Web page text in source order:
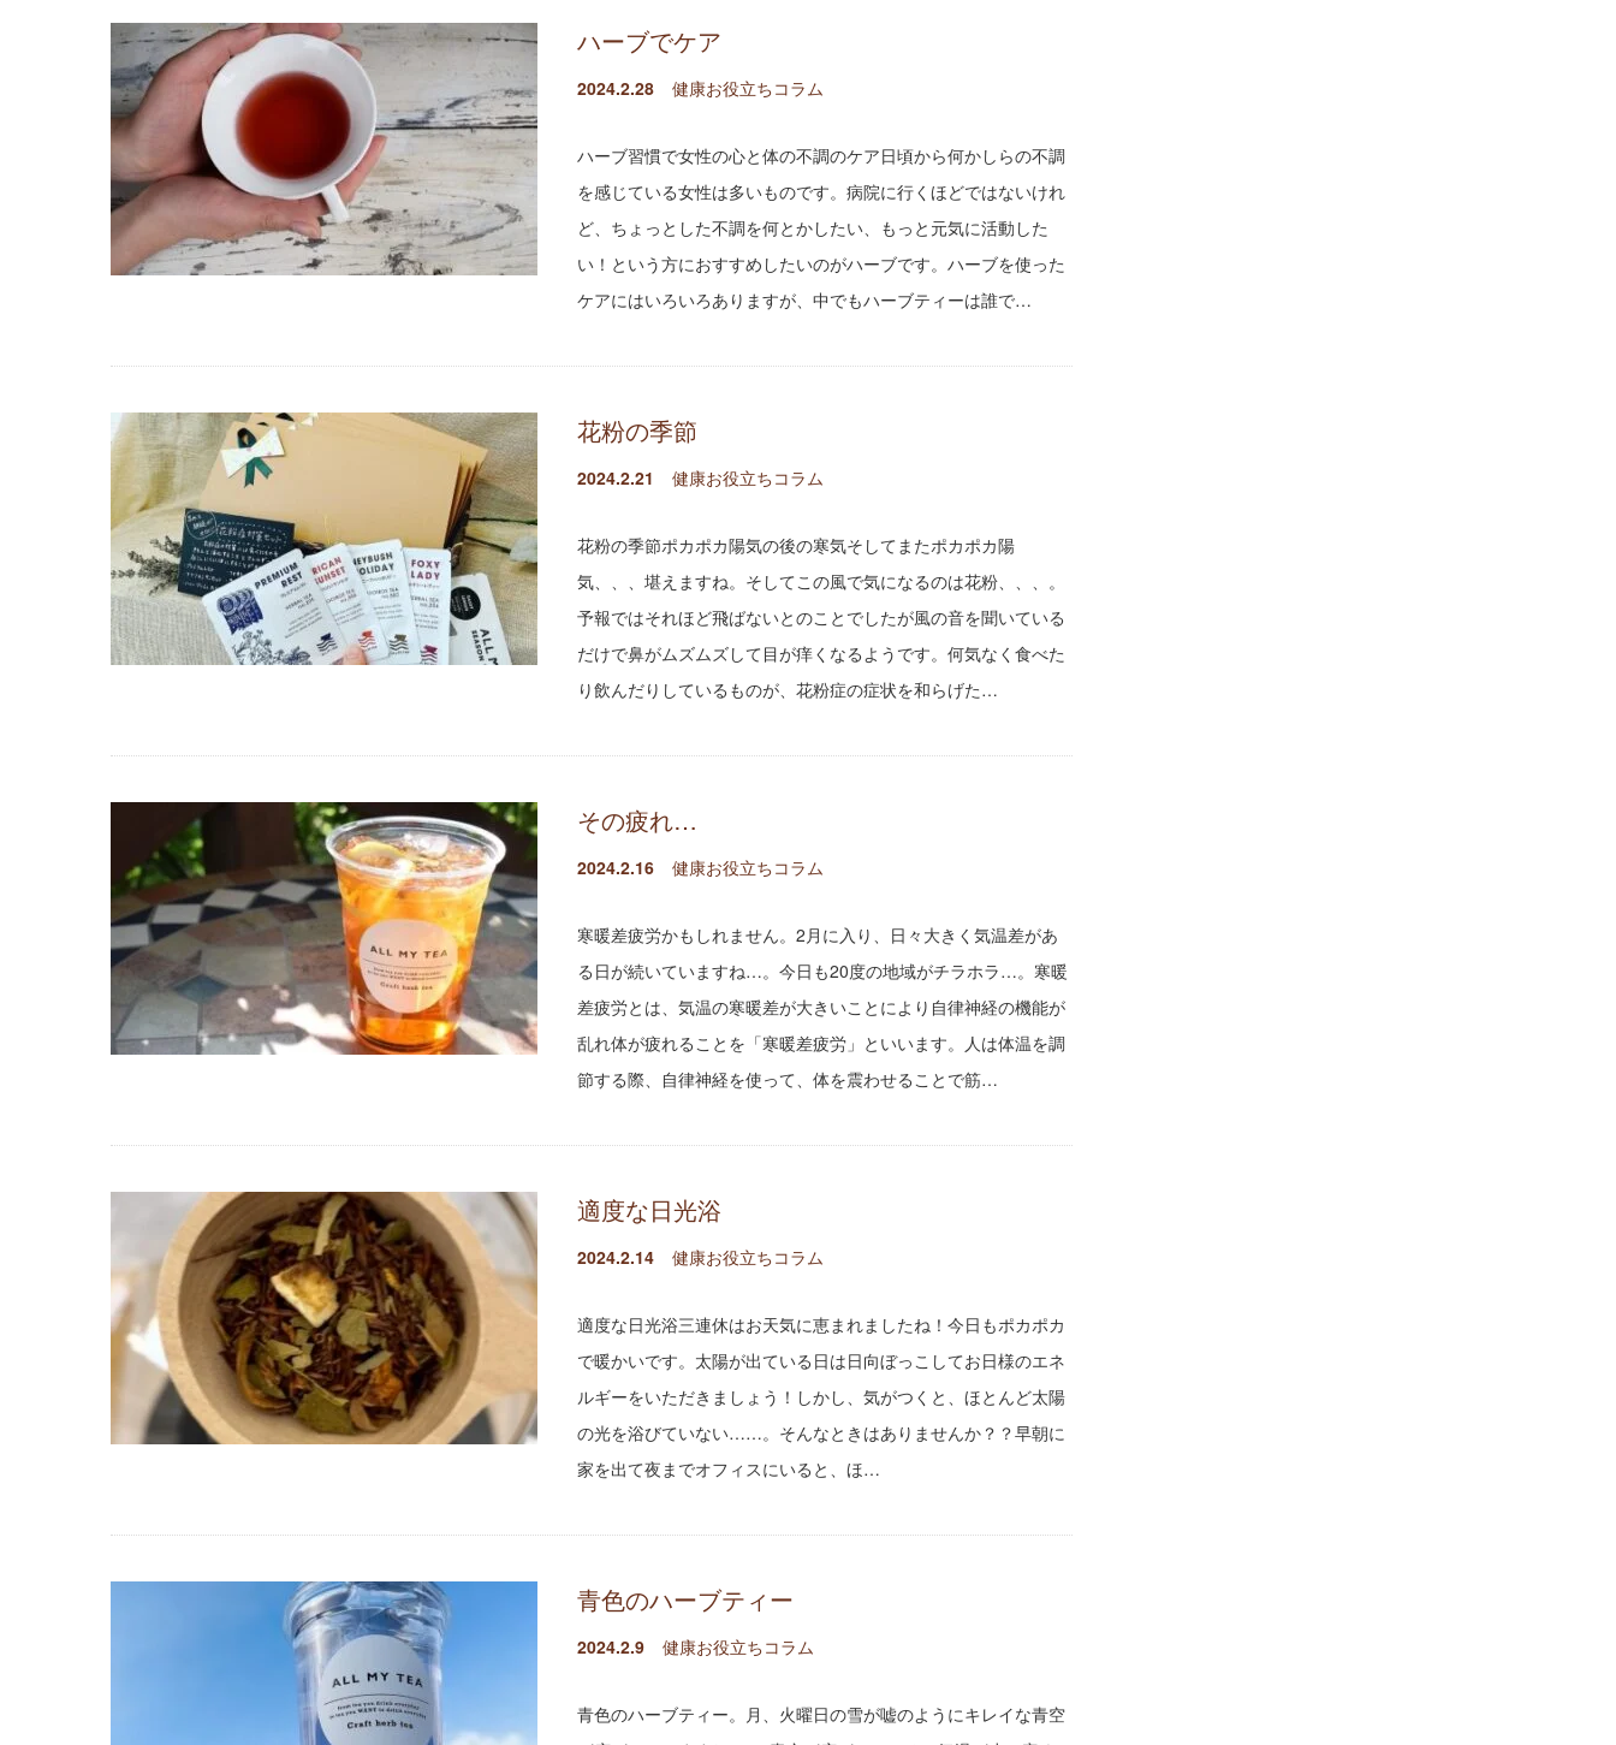
ハーブでケア
2024.2.28 健康お役立ちコラム
ハーブ習慣で女性の心と体の不調のケア日頃から何かしらの不調
を感じている女性は多いものです。病院に行くほどではないけれ
ど、ちょっとした不調を何とかしたい、もっと元気に活動した
い！という方におすすめしたいのがハーブです。ハーブを使った
ケアにはいろいろありますが、中でもハーブティーは誰で…
花粉の季節
2024.2.21 健康お役立ちコラム
花粉の季節ポカポカ陽気の後の寒気そしてまたポカポカ陽
気、、、堪えますね。そしてこの風で気になるのは花粉、、、。
予報ではそれほど飛ばないとのことでしたが風の音を聞いている
だけで鼻がムズムズして目が痒くなるようです。何気なく食べた
り飲んだりしているものが、花粉症の症状を和らげた…
その疲れ…
2024.2.16 健康お役立ちコラム
寒暖差疲労かもしれません。2月に入り、日々大きく気温差があ
る日が続いていますね…。今日も20度の地域がチラホラ…。寒暖
差疲労とは、気温の寒暖差が大きいことにより自律神経の機能が
乱れ体が疲れることを「寒暖差疲労」といいます。人は体温を調
節する際、自律神経を使って、体を震わせることで筋…
適度な日光浴
2024.2.14 健康お役立ちコラム
適度な日光浴三連休はお天気に恵まれましたね！今日もポカポカ
で暖かいです。太陽が出ている日は日向ぼっこしてお日様のエネ
ルギーをいただきましょう！しかし、気がつくと、ほとんど太陽
の光を浴びていない……。そんなときはありませんか？？早朝に
家を出て夜までオフィスにいると、ほ…
青色のハーブティー
2024.2.9 健康お役立ちコラム
青色のハーブティー。月、火曜日の雪が嘘のようにキレイな青空